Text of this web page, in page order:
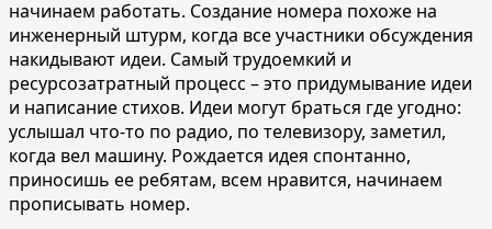
начинаем работать. Создание номера похоже на
инженерный штурм, когда все участники обсуждения
накидывают идеи. Самый трудоемкий и
ресурсозатратный процесс – это придумывание идеи
и написание стихов. Идеи могут браться где угодно:
услышал что-то по радио, по телевизору, заметил,
когда вел машину. Рождается идея спонтанно,
приносишь ее ребятам, всем нравится, начинаем
прописывать номер.